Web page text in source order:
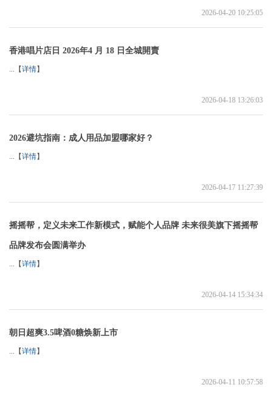
2026-04-20 10:25:05
香港唱片店日 2026年4 月 18 日全城開賣
...【详情】
2026-04-18 13:26:03
2026避坑指南：成人用品加盟哪家好？
...【详情】
2026-04-17 11:27:39
摇摇帮，定义未来工作新模式，赋能个人品牌 未来很美旗下摇摇帮
品牌发布会圆满举办
...【详情】
2026-04-14 15:34:34
朝日超爽3.5啤酒0糖焕新上市
...【详情】
2026-04-11 10:57:58